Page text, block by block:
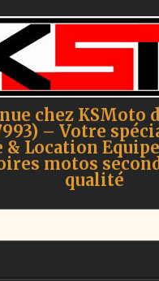
chez KSMoto
– Votre
& Location
motos
qualité